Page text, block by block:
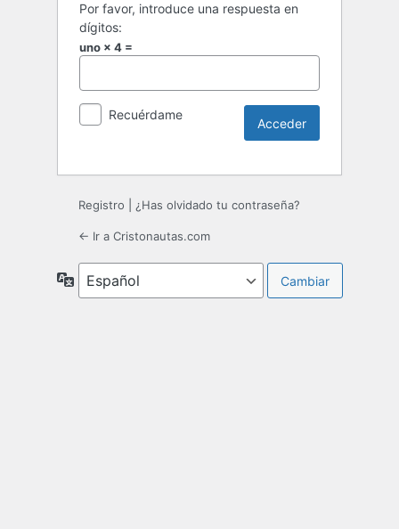
Por favor, introduce una respuesta en
dígitos:
uno × 4 =
Recuérdame
Registro ¿Has olvidado tu contraseña?
← Ir a Cristonautas.com
Idioma